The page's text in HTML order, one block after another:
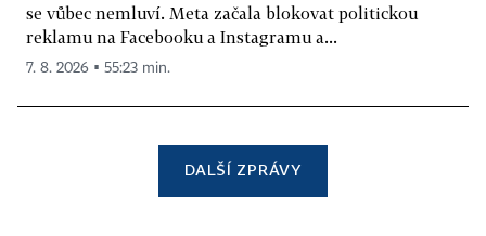
se vůbec nemluví. Meta začala blokovat politickou
reklamu na Facebooku a Instagramu a...
7. 8. 2026 ▪ 55:23 min.
DALŠÍ ZPRÁVY